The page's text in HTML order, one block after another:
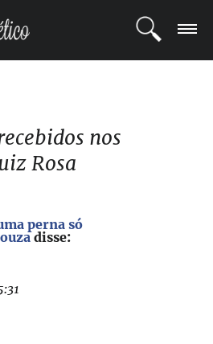
nos
Rosa
perna só
disse: